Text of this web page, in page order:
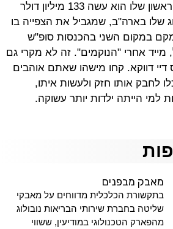
מקרי שבסוף השבוע הראשון שלו הוא עשה 133 מיליון דולר
שלו בארה"ב, שמגביל את הצפייה בו
והתמקם במקום השני בהכנסות סופ"ש
מייד אחרי "הנוקמים". זה לא מקרי גם
דיי דווקא. קחו מישהו שאתם אוהבים
לחבק אותו חזק ולעשות איתו,
הייתה ילדות יותר עשוקה.
מאבק מבפנים
בתקשורת הכלכלית מדווחים על מאבקי
שליטה בחברת שירותי הבריאות נובולוג
מהפארק הטכנולוגי במודיעין, ששווי